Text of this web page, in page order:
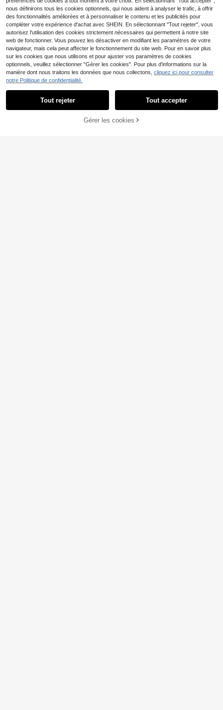
AJOUTER AU PANIER
nous définirons tous les cookies optionnels, qui nous aident à analyser le trafic, à offrir
des fonctionnalités améliorées et à personnaliser le contenu et les publicités pour
compléter votre expérience d'achat avec SHEIN. En sélectionnant "Tout rejeter", vous
autorisez l'utilisation des cookies strictement nécessaires qui permettent à notre site
web de fonctionner. Vous pouvez les désactiver en modifiant les paramètres de votre
navigateur, mais cela peut affecter le fonctionnement du site web. Pour en savoir plus
sur les cookies que nous utilisons et pour ajuster vos paramètres de cookies
optionnels, veuillez sélectionner "Gérer les cookies". Pour plus d'informations sur la
manière dont nous traitons les données que nous collectons, cliquez ici pour consulter
notre Politique de confidentialité.
Tout rejeter Tout accepter
Gérer les cookies